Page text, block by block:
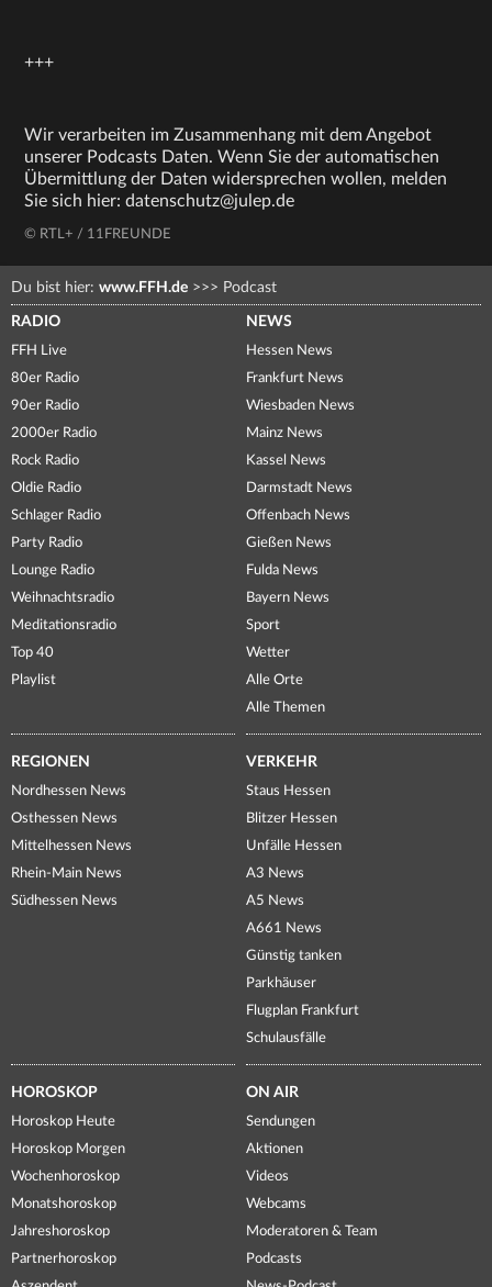
+++
Wir verarbeiten im Zusammenhang mit dem Angebot
unserer Podcasts Daten. Wenn Sie der automatischen
Übermittlung der Daten widersprechen wollen, melden
Sie sich hier: datenschutz@julep.de
© RTL+ / 11FREUNDE
Du bist hier: www.FFH.de >>> Podcast
RADIO
FFH Live
80er Radio
90er Radio
2000er Radio
Rock Radio
Oldie Radio
Schlager Radio
Party Radio
Lounge Radio
Weihnachtsradio
Meditationsradio
Top 40
Playlist
NEWS
Hessen News
Frankfurt News
Wiesbaden News
Mainz News
Kassel News
Darmstadt News
Offenbach News
Gießen News
Fulda News
Bayern News
Sport
Wetter
Alle Orte
Alle Themen
REGIONEN
Nordhessen News
Osthessen News
Mittelhessen News
Rhein-Main News
Südhessen News
VERKEHR
Staus Hessen
Blitzer Hessen
Unfälle Hessen
A3 News
A5 News
A661 News
Günstig tanken
Parkhäuser
Flugplan Frankfurt
Schulausfälle
HOROSKOP
Horoskop Heute
Horoskop Morgen
Wochenhoroskop
Monatshoroskop
Jahreshoroskop
Partnerhoroskop
ON AIR
Sendungen
Aktionen
Videos
Webcams
Moderatoren & Team
Podcasts